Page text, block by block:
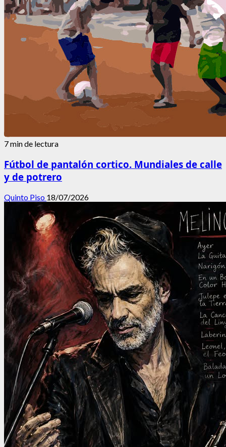
7 min de lectura
Fútbol de pantalón cortico. Mundiales de calle
y de potrero
Quinto Piso 18/07/2026